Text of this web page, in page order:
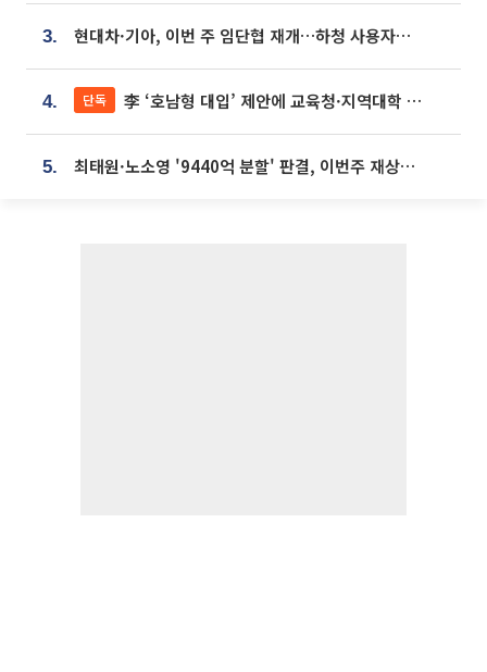
3. 현대차·기아, 이번 주 임단협 재개…하청 사용자성 재심도 ‘변수’
4. 단독 李 ‘호남형 대입’ 제안에 교육청·지역대학 서·논술형 입시 연계 '착수'
5. 최태원·노소영 '9440억 분할' 판결, 이번주 재상고 여부 주목